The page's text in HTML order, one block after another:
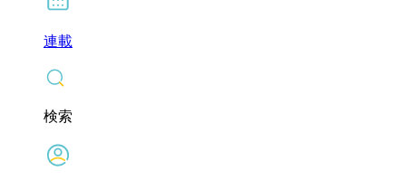
連載
検索